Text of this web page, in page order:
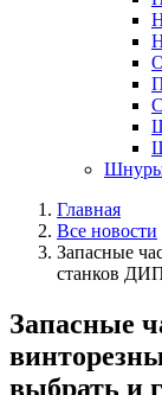
Главная
Все новости
Запасные
станков
Запасные
выбрать и